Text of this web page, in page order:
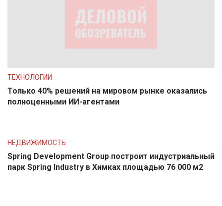
ТЕХНОЛОГИИ
Только 40% решений на мировом рынке оказались
полноценными ИИ-агентами
НЕДВИЖИМОСТЬ
Spring Development Group построит индустриальный
парк Spring Industry в Химках площадью 76 000 м2